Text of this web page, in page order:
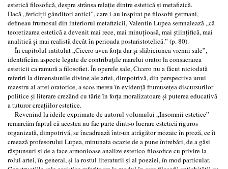
estetică filosofică, despre strânsa relație dintre estetică și metafizică.
Dacă „fericiții gânditori antici”, care i-au inspirat pe filosofii germani,
defineau frumosul din interiorul metafizicii, Valentin Lupea semnalează „că
teoretizarea estetică a devenit mai rece, mai minuțioasă, mai ştiințifică, mai
analitică şi mai realistă decât în perioada postaristotelică.” (p. 80).
În capitolul intitulat „Cicero avea forţa dar şi slăbiciunea vremii sale”,
identificăm aspecte legate de contribuțile marelui orator la consacrarea
esteticii ca ramură a filosofiei. În operele sale, Cicero nu a făcut niciodată
referiri la dimensiunile divine ale artei, dimpotrivă, din perspectiva unui
maestru al artei oratorice, a scos mereu în evidență frumusețea discursurilor
politice și literare crezând cu tărie în forța moralizatoare și puterea educativă
a tuturor creațiilor estetice.
Revenind la ideile exprimate de autorul volumului „Insomnii estetice”
remarcăm faptul că acestea nu fac parte dintr-o lucrare estetică riguros
organizată, dimpotrivă, se încadrează într-un atrăgător mozaic în proză, ce îi
creează profesorului Lupea, minunata ocazie de a pune întrebări, de a găsi
răspunsuri și de a face armonioase analize estetico-filosofice cu privire la
rolul artei, în general, și la rostul literaturii și al poeziei, în mod particular.